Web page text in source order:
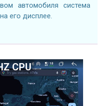
автомобиля система
его дисплее.
CPU